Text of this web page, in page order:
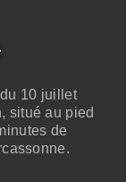
10 juillet
situé au pied
de